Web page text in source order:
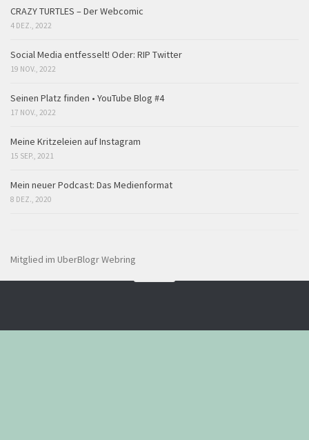
CRAZY TURTLES – Der Webcomic
4 DEZ., 2022
Social Media entfesselt! Oder: RIP Twitter
19 NOV., 2022
Seinen Platz finden • YouTube Blog #4
17 NOV., 2022
Meine Kritzeleien auf Instagram
15 SEP., 2021
Mein neuer Podcast: Das Medienformat
8 DEZ., 2020
Mitglied im UberBlogr Webring